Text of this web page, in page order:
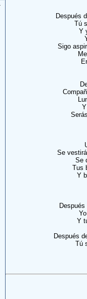
Después
Tú
Y
Sigo
Se
Se
Tus
Y
Y
Después
Tú